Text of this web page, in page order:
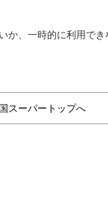
か、一時的に利用でき
スーパートップへ